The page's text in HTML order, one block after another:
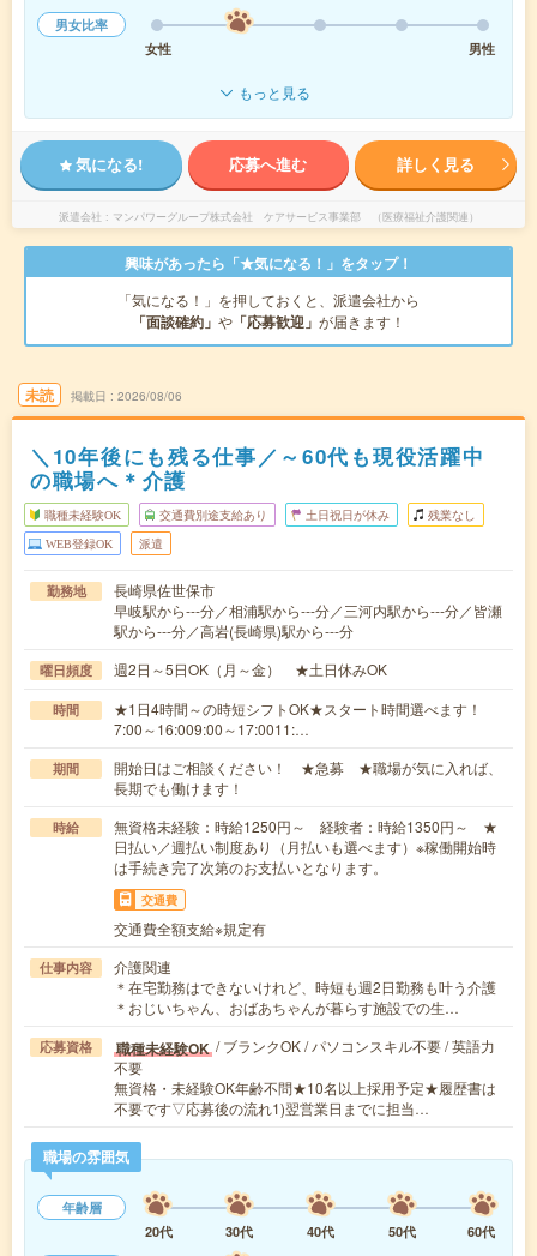
男女比率
女性
男性
もっと見る
気になる! 応募へ進む 詳しく見る
派遣会社 マンパワーグループ株式会社 ケアサービス事業部 （医療福祉介護関連）
興味があったら「★気になる！」をタップ！
「気になる！」を押しておくと、派遣会社から
「面談確約」 や 「応募歓迎」 が届きます！
未読 掲載日 2026/08/06
＼10年後にも残る仕事／～60代も現役活躍中
の職場へ＊介護
職種未経験OK 交通費別途支給あり 土日祝日が休み 残業なし
WEB登録OK 派遣
勤務地
長崎県佐世保市
早岐駅から---分／相浦駅から---分／三河内駅から---分／皆瀬
駅から---分／高岩(長崎県)駅から---分
曜日頻度 週2日～5日OK（月～金） ★土日休みOK
時間
★1日4時間～の時短シフトOK★スタート時間選べます！
7:00～16:009:00～17:0011:…
期間
開始日はご相談ください！ ★急募 ★職場が気に入れば、
長期でも働けます！
時給
無資格未経験：時給1250円～ 経験者：時給1350円～ ★
日払い／週払い制度あり（月払いも選べます）※稼働開始時
は手続き完了次第のお支払いとなります。
交通費
交通費全額支給※規定有
仕事内容
介護関連
＊在宅勤務はできないけれど、時短も週2日勤務も叶う介護
＊おじいちゃん、おばあちゃんが暮らす施設での生…
応募資格 職種未経験OK / ブランクOK / パソコンスキル不要 / 英語力
不要
無資格・未経験OK年齢不問★10名以上採用予定★履歴書は
不要です▽応募後の流れ1)翌営業日までに担当…
職場の雰囲気
年齢層
20代
30代 40代 50代
60代